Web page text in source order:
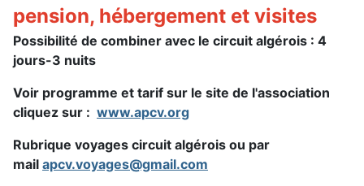
pension, hébergement et visites
Possibilité de combiner avec le circuit algérois : 4
jours-3 nuits
Voir programme et tarif sur le site de l'association
cliquez sur : www.apcv.org
Rubrique voyages circuit algérois ou par
mail apcv.voyages@gmail.com